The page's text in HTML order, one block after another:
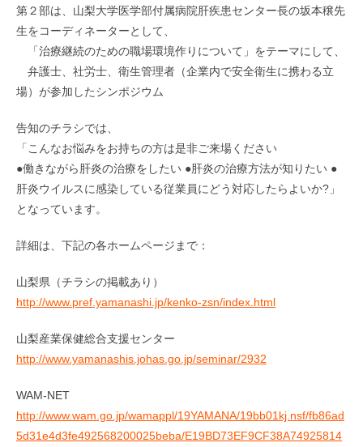
第２部は、山梨大学医学部付属病院肝疾患センター長の坂本穣先
生をコーディネーターとして、
「治療継続のための職場環境作りについて」をテーマにして、
弁護士、社労士、衛生管理者（企業内で安全衛生に携わる立
場）が参加したシンポジウム
告知のチラシでは、
「こんなお悩みをお持ちの方は是非ご来場ください
●働きながら肝炎の治療をしたい ●肝炎の治療方法が知りたい ●
肝炎ウイルスに感染している従業員にどう対応したらよいか?」
となっています。
詳細は、下記の各ホームページまで：
山梨県（チラシの掲載あり）
http://www.pref.yamanashi.jp/kenko-zsn/index.html
山梨産業保健総合支援センター
http://www.yamanashis.johas.go.jp/seminar/2932
WAM-NET
http://www.wam.go.jp/wamappl/19YAMANA/19bb01kj.nsf/fb86ad
5d31e4d3fe492568200025beba/E19BD73EF9CF38A74925814